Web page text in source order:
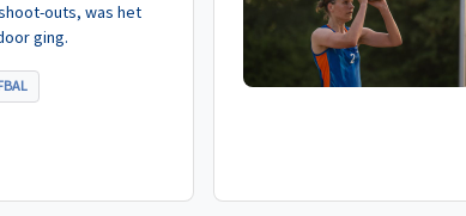
outs, was het
ging.